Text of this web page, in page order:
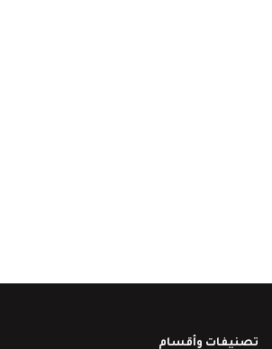
تصنيفات وأقسام